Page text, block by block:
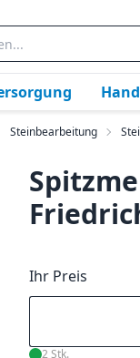
Steinbearbeitung
Ihr Preis
2 Stk.